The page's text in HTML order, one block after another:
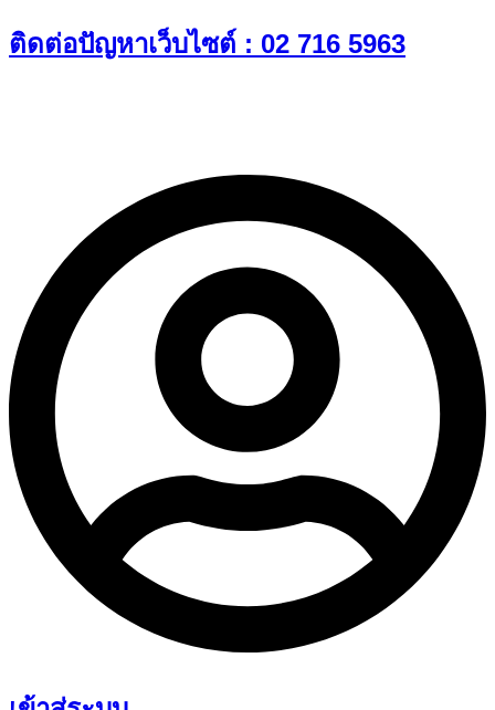
Skip
to
ติดต่อปัญหาเว็บไซต์ : 02 716 5963